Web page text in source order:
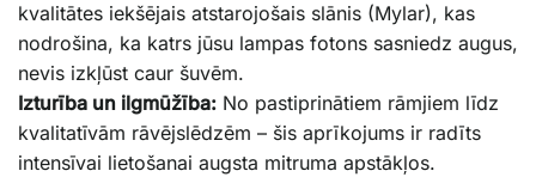
kvalitātes iekšējais atstarojošais slānis (Mylar), kas
nodrošina, ka katrs jūsu lampas fotons sasniedz augus,
nevis izkļūst caur šuvēm.
Izturība un ilgmūžība: No pastiprinātiem rāmjiem līdz
kvalitatīvām rāvējslēdzēm – šis aprīkojums ir radīts
intensīvai lietošanai augsta mitruma apstākļos.